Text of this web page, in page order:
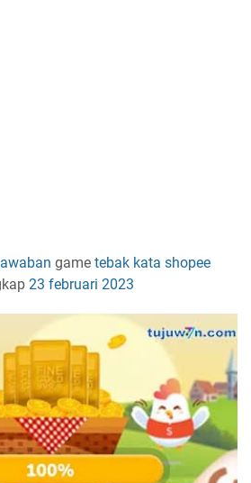
game tebak kata shopee
23 februari 2023